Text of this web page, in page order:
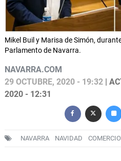
Mikel Buil y Marisa de Simón,
Parlamento de Navarra.
NAVARRA.COM
29 OCTUBRE, 2020 - 19:32 |
2020 - 12:31
NAVARRA NAVIDAD